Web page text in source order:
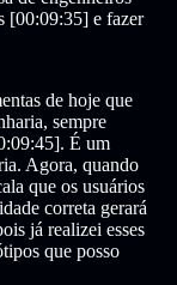
[00:09:35] e fazer
de hoje que
sempre
É um
Agora, quando
que os usuários
correta gerará
já realizei esses
que posso